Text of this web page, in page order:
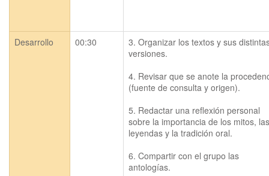
Desarrollo 00:30
3. Organizar los textos y sus
versiones.
4. Revisar que se anote la
(fuente de consulta y origen).
5. Redactar una reflexión personal
sobre la importancia de los mitos, las
leyendas y la tradición oral.
6. Compartir con el grupo las
antologías.